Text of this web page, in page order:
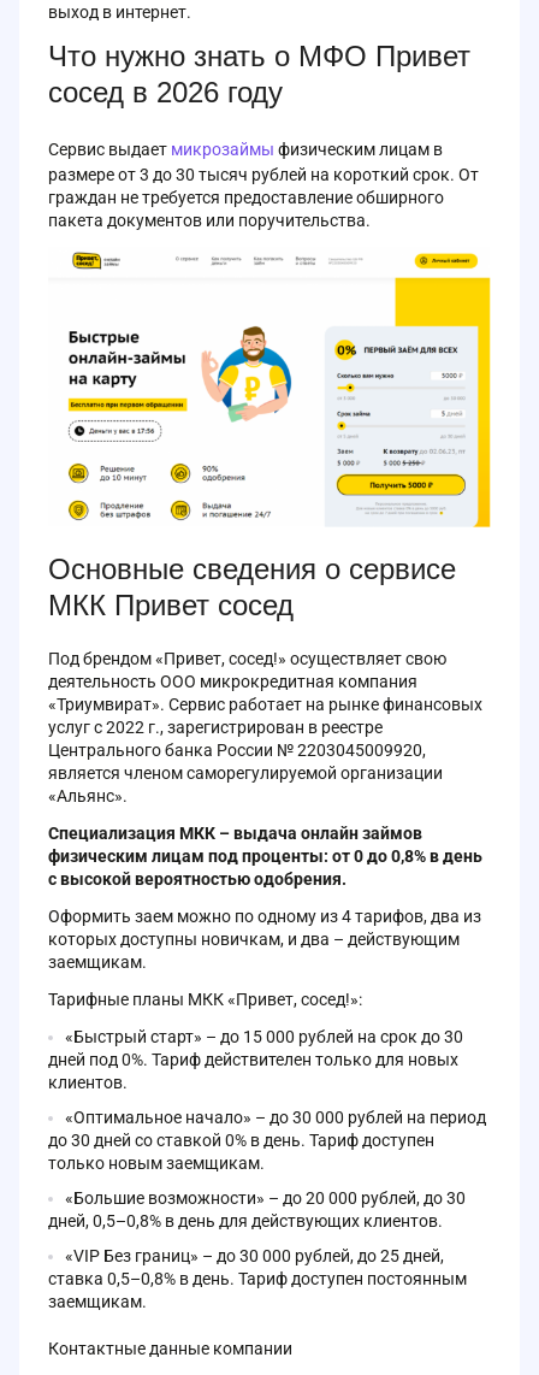
выход в интернет.
Что нужно знать о МФО Привет
сосед в 2026 году
Сервис выдает микрозаймы физическим лицам в
размере от 3 до 30 тысяч рублей на короткий срок. От
граждан не требуется предоставление обширного
пакета документов или поручительства.
Основные сведения о сервисе
МКК Привет сосед
Под брендом «Привет, сосед!» осуществляет свою
деятельность ООО микрокредитная компания
«Триумвират». Сервис работает на рынке финансовых
услуг с 2022 г., зарегистрирован в реестре
Центрального банка России № 2203045009920,
является членом саморегулируемой организации
«Альянс».
Специализация МКК – выдача онлайн займов
физическим лицам под проценты: от 0 до 0,8% в день
с высокой вероятностью одобрения.
Оформить заем можно по одному из 4 тарифов, два из
которых доступны новичкам, и два – действующим
заемщикам.
Тарифные планы МКК «Привет, сосед!»:
«Быстрый старт» – до 15 000 рублей на срок до 30
дней под 0%. Тариф действителен только для новых
клиентов.
«Оптимальное начало» – до 30 000 рублей на период
до 30 дней со ставкой 0% в день. Тариф доступен
только новым заемщикам.
«Большие возможности» – до 20 000 рублей, до 30
дней, 0,5–0,8% в день для действующих клиентов.
«VIP Без границ» – до 30 000 рублей, до 25 дней,
ставка 0,5–0,8% в день. Тариф доступен постоянным
заемщикам.
Контактные данные компании